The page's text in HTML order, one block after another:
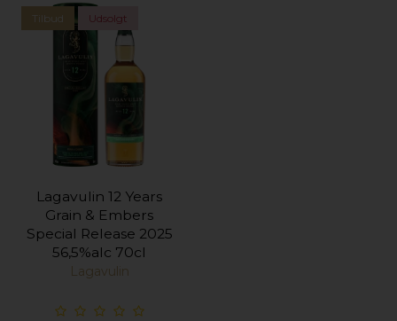
Tilbud Udsolgt
Lagavulin 12 Years
Grain & Embers
Special Release 2025
56,5%alc 70cl
Lagavulin